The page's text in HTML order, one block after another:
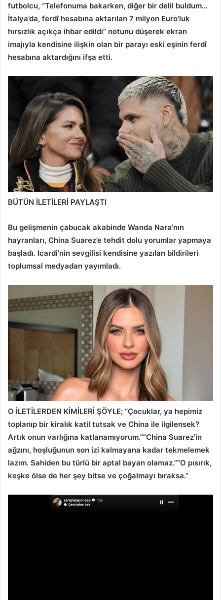
futbolcu, “Telefonuma bakarken, diğer bir delil buldum…
İtalya’da, ferdî hesabına aktarılan 7 milyon Euro’luk
hırsızlık açıkça ihbar edildi” notunu düşerek ekran
imajıyla kendisine ilişkin olan bir parayı eski eşinin ferdî
hesabına aktardığını ifşa etti.
BÜTÜN İLETİLERİ PAYLAŞTI
Bu gelişmenin çabucak akabinde Wanda Nara’nın
hayranları, China Suarez’e tehdit dolu yorumlar yapmaya
başladı. Icardi’nin sevgilisi kendisine yazılan bildirileri
toplumsal medyadan yayımladı.
O İLETİLERDEN KİMİLERİ ŞÖYLE; “Çocuklar, ya hepimiz
toplanıp bir kiralık katil tutsak ve China ile ilgilensek?
Artık onun varlığına katlanamıyorum.””China Suarez’in
ağzını, hoşluğunun son izi kalmayana kadar tekmelemek
lazım. Sahiden bu türlü bir aptal bayan olamaz.””O pısırık,
keşke ölse de her şey bitse ve çoğalmayı bıraksa.”